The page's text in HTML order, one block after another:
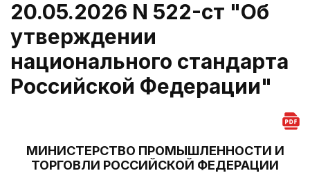
20.05.2026 N 522-ст "Об
утверждении
национального стандарта
Российской Федерации"
МИНИСТЕРСТВО ПРОМЫШЛЕННОСТИ И
ТОРГОВЛИ РОССИЙСКОЙ ФЕДЕРАЦИИ